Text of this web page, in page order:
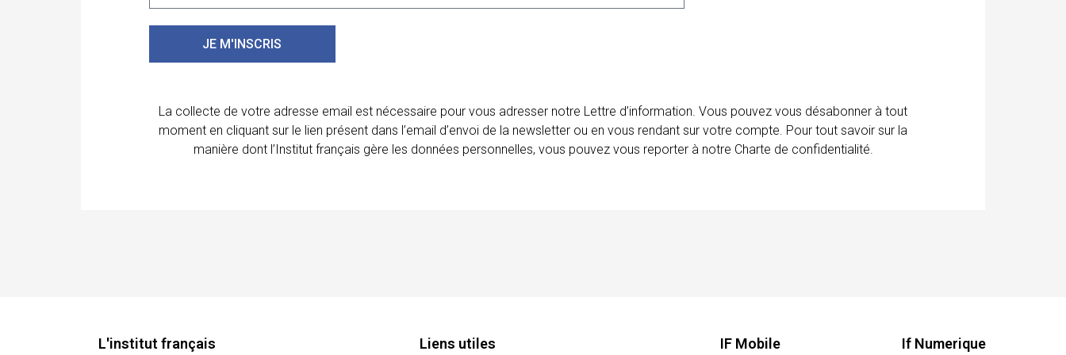
JE M'INSCRIS
La collecte de votre adresse email est nécessaire pour vous adresser notre Lettre d’information. Vous pouvez vous désabonner à tout
moment en cliquant sur le lien présent dans l’email d’envoi de la newsletter ou en vous rendant sur votre compte. Pour tout savoir sur la
manière dont l’Institut français gère les données personnelles, vous pouvez vous reporter à notre Charte de confidentialité.
L'institut français Liens utiles IF Mobile If Numerique